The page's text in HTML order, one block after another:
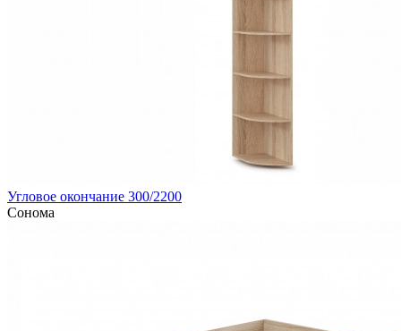
Угловое окончание 300/2200
Сонома